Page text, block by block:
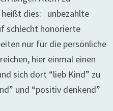
heißt dies: unbezahlte
schlecht honorierte
nur für die persönliche
hier einmal einen
sich dort “lieb Kind” zu
und “positiv denkend”